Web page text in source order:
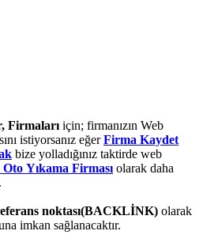
Firmalarıiçin; firmanızın Web
istiyorsanız eğerFirma Kaydet
bize yolladığınız taktirde web
Yıkama Firmasıolarak daha
noktası(BACKLİNK) olarak
imkan sağlanacaktır.